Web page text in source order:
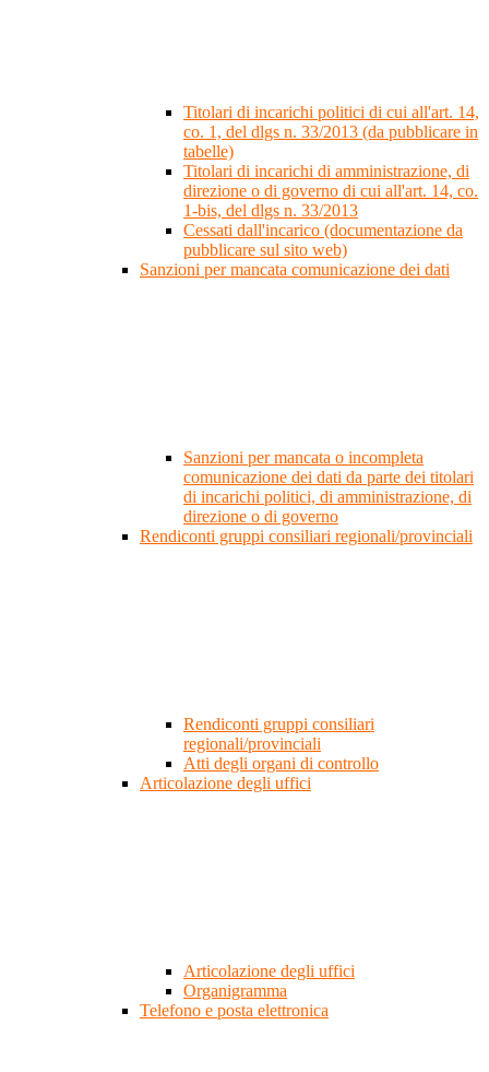
Titolari di incarichi politici di cui all'art. 14,
co. 1, del dlgs n. 33/2013 (da pubblicare in
tabelle)
Titolari di incarichi di amministrazione, di
direzione o di governo di cui all'art. 14, co.
1-bis, del dlgs n. 33/2013
Cessati dall'incarico (documentazione da
pubblicare sul sito web)
Sanzioni per mancata comunicazione dei dati
Sanzioni per mancata o incompleta
comunicazione dei dati da parte dei titolari
di incarichi politici, di amministrazione, di
direzione o di governo
Rendiconti gruppi consiliari regionali/provinciali
Rendiconti gruppi consiliari
regionali/provinciali
Atti degli organi di controllo
Articolazione degli uffici
Articolazione degli uffici
Organigramma
Telefono e posta elettronica